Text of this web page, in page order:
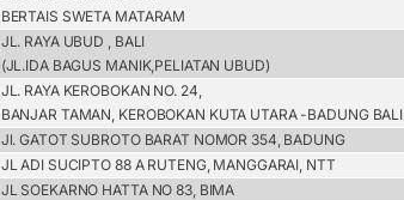
BERTAIS SWETA MATARAM
JL. RAYA UBUD , BALI
(JL.IDA BAGUS MANIK,PELIATAN UBUD)
JL. RAYA KEROBOKAN NO. 24,
BANJAR TAMAN, KEROBOKAN KUTA UTARA -BADUNG BALI
Jl. GATOT SUBROTO BARAT NOMOR 354, BADUNG
JL ADI SUCIPTO 88 A RUTENG, MANGGARAI, NTT
JL SOEKARNO HATTA NO 83, BIMA